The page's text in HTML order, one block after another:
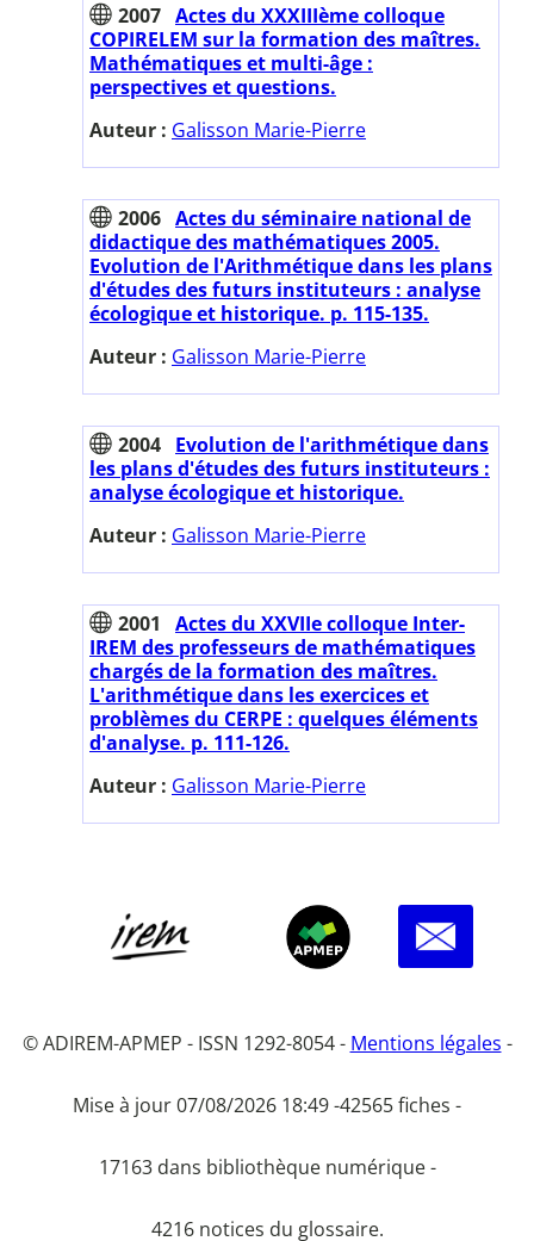
2007 Actes du XXXIIIème colloque
COPIRELEM sur la formation des maîtres.
Mathématiques et multi-âge :
perspectives et questions.
Auteur : Galisson Marie-Pierre
2006 Actes du séminaire national de
didactique des mathématiques 2005.
Evolution de l'Arithmétique dans les plans
d'études des futurs instituteurs : analyse
écologique et historique. p. 115-135.
Auteur : Galisson Marie-Pierre
2004 Evolution de l'arithmétique dans
les plans d'études des futurs instituteurs :
analyse écologique et historique.
Auteur : Galisson Marie-Pierre
2001
Actes du XXVIIe colloque Inter-
IREM des professeurs de mathématiques
chargés de la formation des maîtres.
L'arithmétique dans les exercices et
problèmes du CERPE : quelques éléments
d'analyse. p. 111-126.
Auteur : Galisson Marie-Pierre
© ADIREM-APMEP - ISSN 1292-8054 - Mentions légales -
Mise à jour 07/08/2026 18:49 -42565 fiches -
17163 dans bibliothèque numérique -
4216 notices du glossaire.